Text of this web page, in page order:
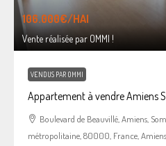
106.000€/HAI
Vente réalisée par OMMI !
VENDUS PAR OMMI
Appartement à vendre Amiens
Boulevard de Beauvillé, Amiens,
métropolitaine, 80000, France,